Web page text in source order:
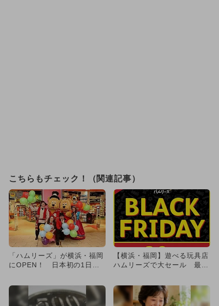
こちらもチェック！（関連記事）
「ハムリーズ」が横浜・福岡
にOPEN！ 日本初の1日遊
【横浜・福岡】遊べる玩具店
ハムリーズで大セール 最大